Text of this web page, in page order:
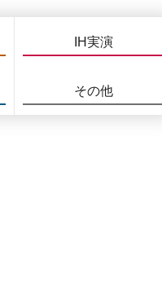
IH実演
その他